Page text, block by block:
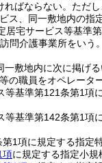
ばならない。 ただ
ス、同一敷地内の指
居宅サービス等基準
問介護事業所をいう
敷地内に次に掲げ
の職員をオペレータ
等基準第121条第1項
等基準第142条第1項
1項に規定する指定
項に規定する指定小規